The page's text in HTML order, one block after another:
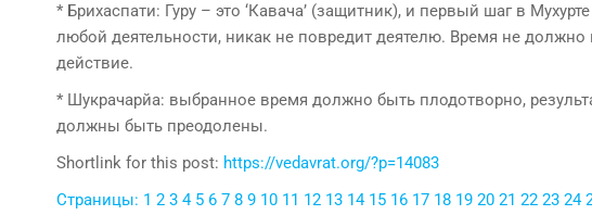
* Брихаспати: Гуру – это ‘Кавача’ (защитник), и первый шаг в
любой деятельности, никак не повредит деятелю. Время не
действие.
* Шукрачарйа: выбранное время должно быть плодотворно,
должны быть преодолены.
Shortlink for this post: https://vedavrat.org/?p=14083
Страницы: 1 2 3 4 5 6 7 8 9 10 11 12 13 14 15 16 17 18 19 20 21 22 23 24